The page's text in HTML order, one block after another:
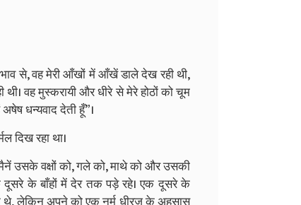
से, वह मेरी आँखों में आँखें डाले देख रही थी,
थी। वह मुस्करायी और धीरे से मेरे होठों को चूम
धन्यवाद देती हूँ”।
दिख रहा था।
उसके वक्षों को, गले को, माथे को और उसकी
के बाँहों में देर तक पड़े रहे। एक दूसरे के